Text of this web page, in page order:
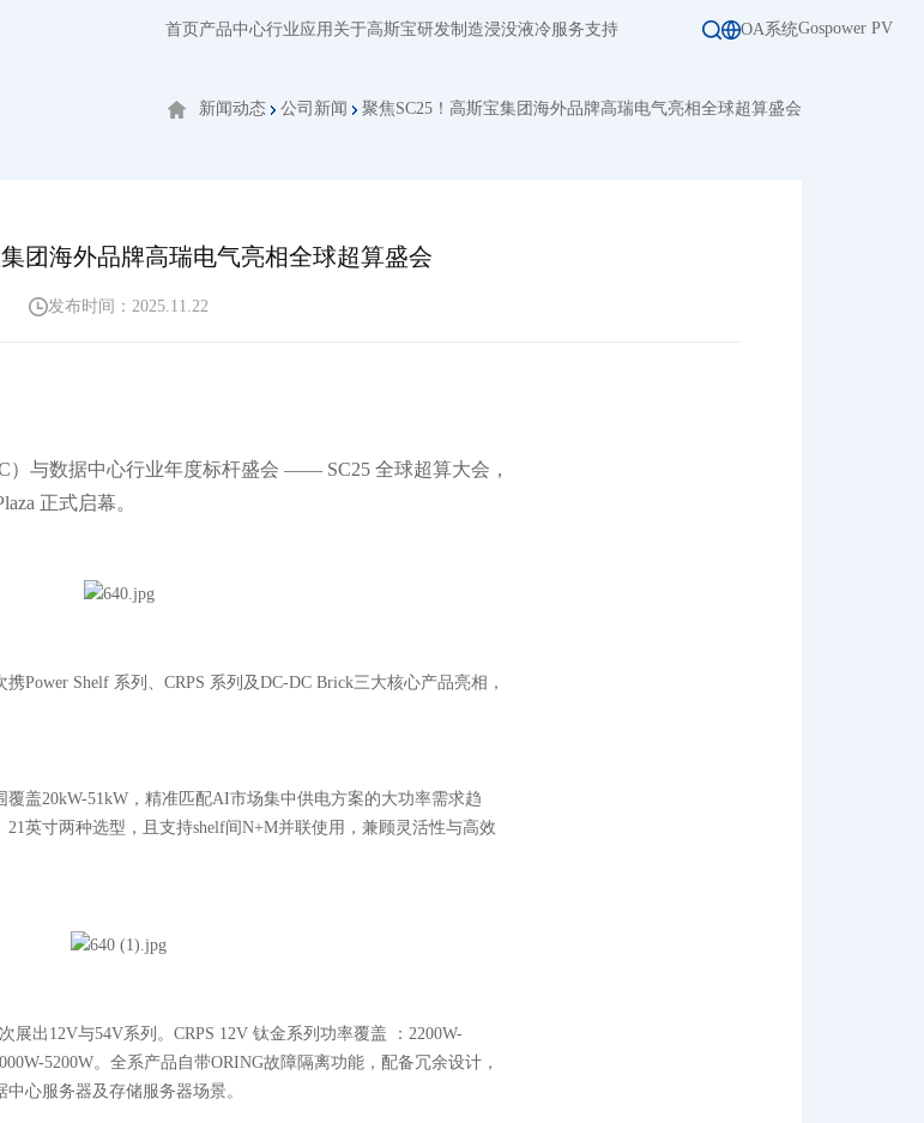
首页 产品中心行业应用 关于高斯宝研发制造浸没液冷服务支持 OA系统Gospower PV
新闻动态 公司新闻 聚焦SC25！高斯宝集团海外品牌高瑞电气亮相全球超算盛会
团海外品牌高瑞电气亮相全球超算盛会
发布时间：2025.11.22
）与数据中心行业年度标杆盛会 —— SC25 全球超算大会，
正式启幕。
Power Shelf 系列、CRPS 系列及DC-DC Brick三大核心产品亮相，
覆盖20kW-51kW，精准匹配AI市场集中供电方案的大功率需求趋
英寸两种选型，且支持shelf间N+M并联使用，兼顾灵活性与高效
展出12V与54V系列。CRPS 12V 钛金系列功率覆盖 ：2200W-
5200W。全系产品自带ORING故障隔离功能，配备冗余设计，
心服务器及存储服务器场景。